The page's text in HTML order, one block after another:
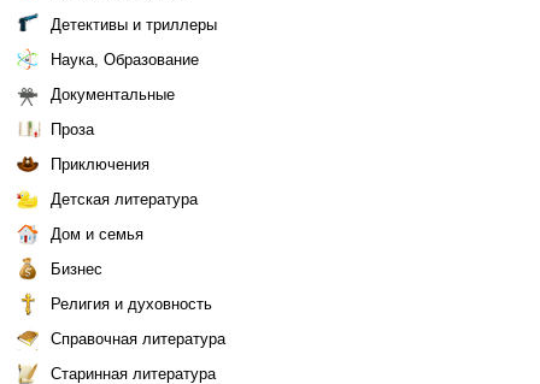
Детективы и триллеры
Наука, Образование
Документальные
Проза
Приключения
Детская литература
Дом и семья
Бизнес
Религия и духовность
Справочная литература
Старинная литература